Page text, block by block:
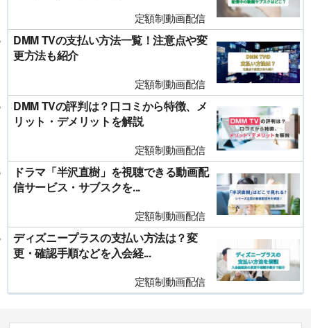
定額制動画配信
DMM TVの支払い方法一覧！注意点や変
更方法も紹介
定額制動画配信
DMM TVの評判は？口コミから特徴、メ
リット・デメリットを解説
定額制動画配信
ドラマ「半沢直樹」を視聴できる動画配
信サービス・サブスクを...
定額制動画配信
ディズニープラスの支払い方法は？変
更・確認手順などを入会経...
定額制動画配信